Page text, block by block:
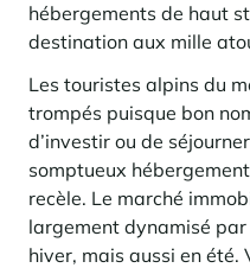
Où trouver les plus beaux
Vous attendez les chutes de
du soleil ? Vous snobez les
grands espaces vierges de
ces adeptes du ski hors-piste.
mythiques où la poudreuse se
hébergements de haut
destination aux mille
Les touristes alpins du
trompés puisque bon
d’investir ou de
somptueux
recèle. Le marché
largement dynamisé
hiver, mais aussi en